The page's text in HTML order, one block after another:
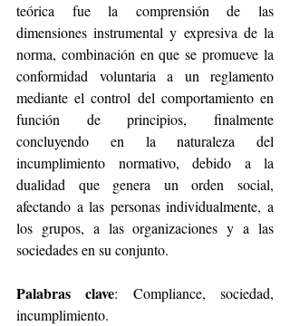
teórica fue la comprensión de las
dimensiones instrumental y expresiva de la
norma, combinación en que se promueve la
conformidad voluntaria a un reglamento
mediante el control del comportamiento en
función de principios, finalmente
concluyendo en la naturaleza del
incumplimiento normativo, debido a la
dualidad que genera un orden social,
afectando a las personas individualmente, a
los grupos, a las organizaciones y a las
sociedades en su conjunto.
Palabras clave: Compliance, sociedad,
incumplimiento.